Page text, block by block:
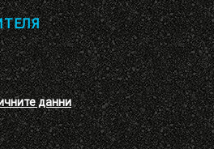
3D
ефект
с
VELE
материал
и
обучение
на
декоративни
мазилки
Адиколор
Варна
данни